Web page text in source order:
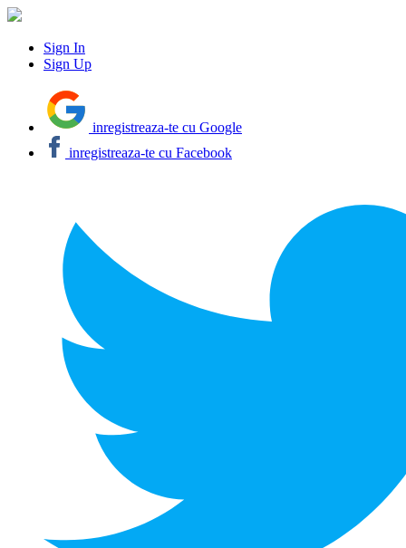
Sign In
Sign Up
inregistreaza-te cu Google
inregistreaza-te cu Facebook